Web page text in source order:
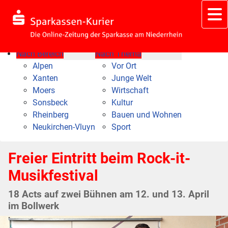
Nach Bereich
Alpen
Xanten
Moers
Sonsbeck
Rheinberg
Neukirchen-Vluyn
Nach Thema
Vor Ort
Junge Welt
Wirtschaft
Kultur
Bauen und Wohnen
Sport
Freier Eintritt beim Rock-it-
Musikfestival
18 Acts auf zwei Bühnen am 12. und 13. April
im Bollwerk